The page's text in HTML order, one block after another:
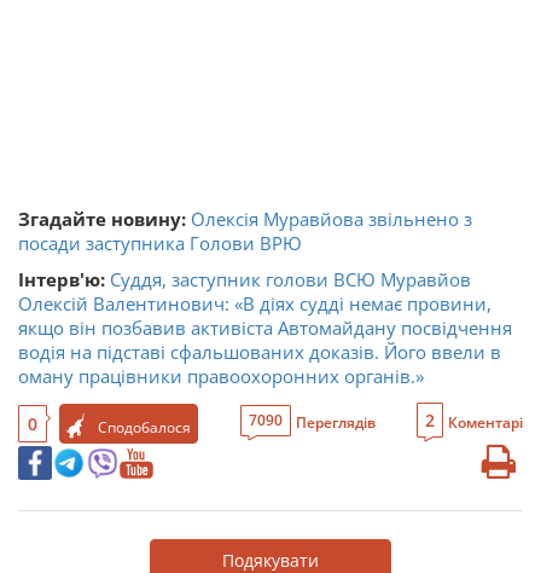
Згадайте новину: Олексія Муравйова звільнено з
посади заступника Голови ВРЮ
Інтерв'ю: Суддя, заступник голови ВСЮ Муравйов
Олексій Валентинович: «В діях судді немає провини,
якщо він позбавив активіста Автомайдану посвідчення
водія на підставі сфальшованих доказів. Його ввели в
оману працівники правоохоронних органів.»
0 Сподобалося 7090 Переглядів 2 Коментарі
Подякувати